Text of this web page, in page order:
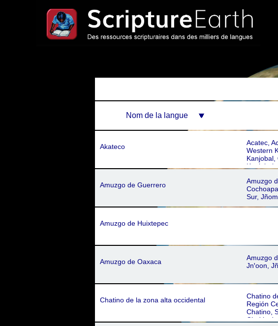
Nom de la langue
Akateco
Acatec,
Western
Kanjobal
Amuzgo de Guerrero
Amuzgo
Sur,
Amuzgo de Huixtepec
Amuzgo de Oaxaca
Amuzgo
Jnꞌoon,
Chatino de la zona alta occidental
Chatino
Región
Chatino,
Chaꞌ